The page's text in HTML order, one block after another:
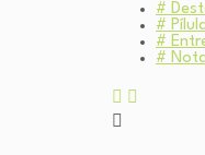
#
#
#
#